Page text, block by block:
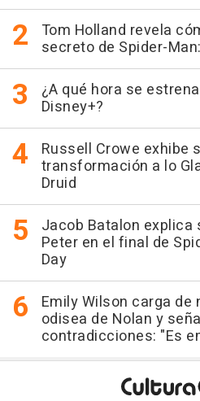
Tom Holland revela
secreto de Spider-
¿A qué hora se
Disney+?
Russell Crowe exhibe
transformación a lo
Druid
Jacob Batalon explica
Peter en el final de
Day
Emily Wilson carga de
odisea de Nolan y
contradicciones: "Es